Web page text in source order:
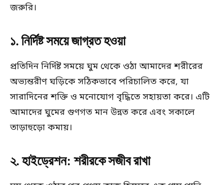
জরুরি।​
১. নির্দিষ্ট সময়ে জাগ্রত হওয়া
প্রতিদিন নির্দিষ্ট সময়ে ঘুম থেকে ওঠা আমাদের শরীরের
অভ্যন্তরীণ ঘড়িকে সঠিকভাবে পরিচালিত করে, যা
সারাদিনের শক্তি ও মনোযোগ বৃদ্ধিতে সহায়তা করে। এটি
আমাদের ঘুমের গুণগত মান উন্নত করে এবং সকালে
তাড়াহুড়ো কমায়।​
২. হাইড্রেশন: শরীরকে সজীব রাখা